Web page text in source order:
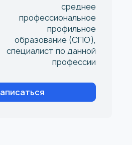
среднее
профессиональное
профильное
образование (СПО),
специалист по данной
профессии